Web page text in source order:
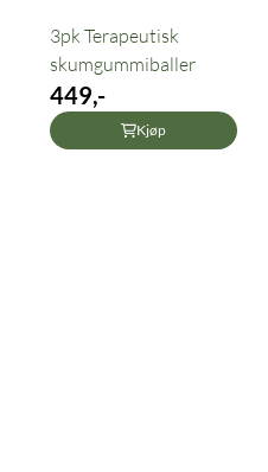
3pk Terapeutisk
skumgummiballer
449,-
Kjøp